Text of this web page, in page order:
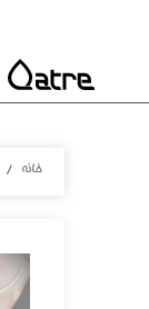
خانه